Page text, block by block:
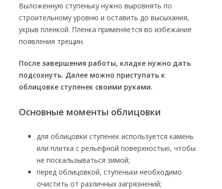
Выложенную ступеньку нужно выровнять по
строительному уровню и оставить до высыхания,
укрыв пленкой. Пленка применяется во избежание
появления трещин.
После завершения работы, кладке нужно дать
подсохнуть. Далее можно приступать к
облицовке ступенек своими руками.
Основные моменты облицовки
для облицовки ступенек используется камень
или плитка с рельефной поверхностью, чтобы
не поскальзываться зимой;
перед облицовкой, ступеньки необходимо
очистить от различных загрязнений;